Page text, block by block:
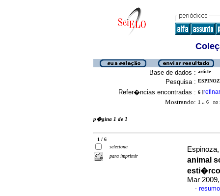
Base de dados : article
Pesquisa :
Refer�ncias encontradas : 6 [refinar
Mostrando: 1 .. 6 no
p�gina 1 de 1
1 / 6
seleciona
para imprimir
animal
Mar
·